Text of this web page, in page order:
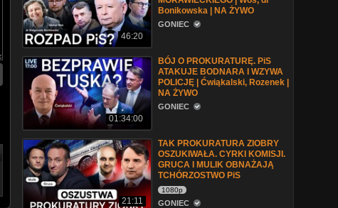
46:20
Bonikowska | NA ŻYWO
GONIEC
01:34:00
BÓJ O PROKURATURĘ. PiS
ATAKUJE BODNARA I WZYWA
POLICJĘ | Ćwiąkalski, Rozenek |
NA ŻYWO
GONIEC
21:11
TAK PROKURATURA ZIOBRY
OSZUKIWAŁA. CYRKI KOMISJI.
GRUCA I MULIK OBNAŻAJĄ
TCHÓRZOSTWO PiS
1080p
GONIEC